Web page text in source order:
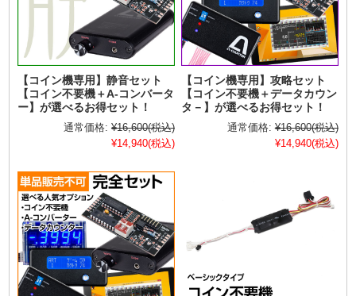
【コイン機専用】静音セット
【コイン不要機＋A-コンバータ
ー】が選べるお得セット！
通常価格: ¥16,600(税込)
¥14,940(税込)
【コイン機専用】攻略セット
【コイン不要機＋データカウン
タ－】が選べるお得セット！
通常価格: ¥16,600(税込)
¥14,940(税込)